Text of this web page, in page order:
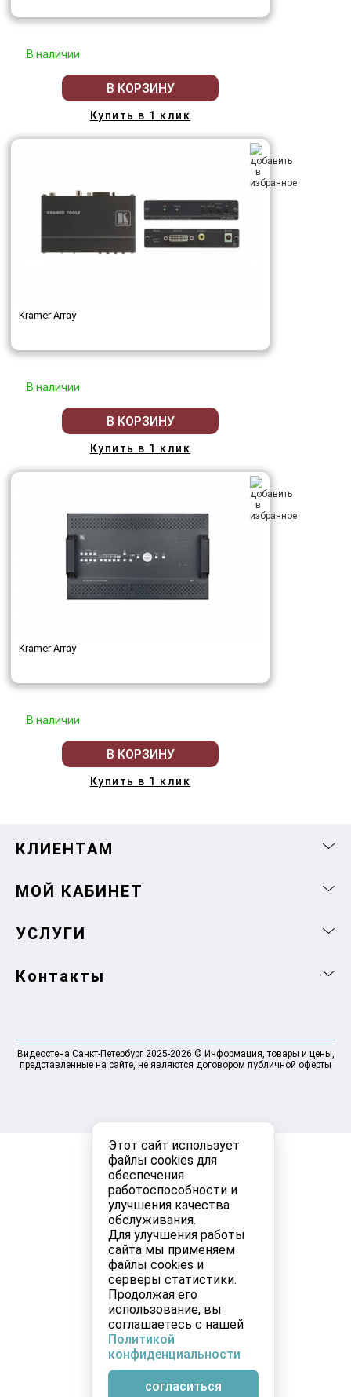
Этот сайт использует
файлы cookies для
обеспечения
работоспособности и
улучшения качества
обслуживания.
Для улучшения работы
сайта мы применяем
файлы cookies и
серверы статистики.
Продолжая его
использование, вы
соглашаетесь с нашей
Политикой
конфиденциальности
согласиться
В наличии
В КОРЗИНУ
Купить в 1 клик
Kramer Array
В наличии
В КОРЗИНУ
Купить в 1 клик
Kramer Array
В наличии
В КОРЗИНУ
Купить в 1 клик
КЛИЕНТАМ
МОЙ КАБИНЕТ
УСЛУГИ
Контакты
Видеостена Санкт-Петербург 2025-2026 © Информация, товары и цены,
представленные на сайте, не являются договором публичной оферты